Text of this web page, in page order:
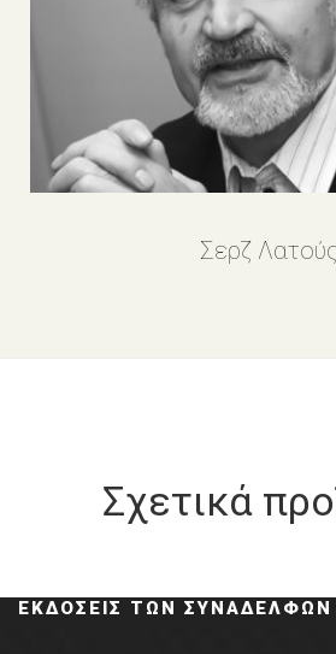
Σερζ
Σχετικά
ΕΚΔΌΣΕΙΣ ΤΩΝ ΣΥΝΑΔΈΛΦΩΝ